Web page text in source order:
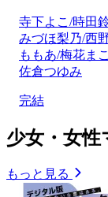
寺下よこ/時田
みづほ梨乃/西
ももあ/梅花ま
佐倉つゆみ
完結
少女・女
もっと見る